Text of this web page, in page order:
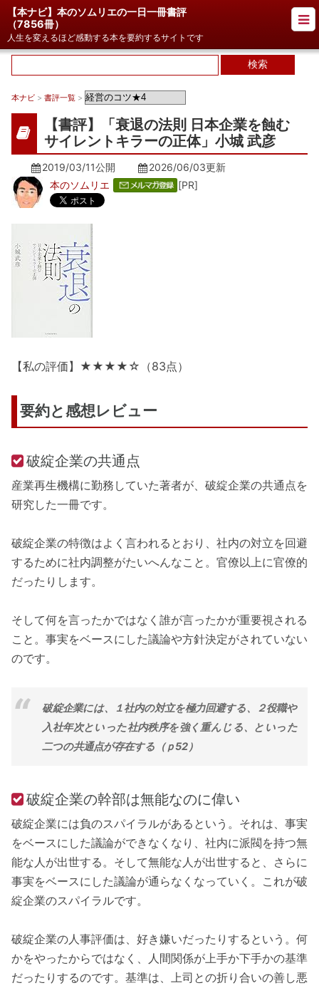
【本ナビ】本のソムリエの一日一冊書評
（7856冊）
人生を変えるほど感動する本を要約するサイトです
本ナビ > 書評一覧 >
【書評】「衰退の法則 日本企業を蝕む
サイレントキラーの正体」小城 武彦
2019/03/11公開 2026/06/03更新
本のソムリエ
[PR]
【私の評価】★★★★☆（83点）
要約と感想レビュー
破綻企業の共通点
産業再生機構に勤務していた著者が、破綻企業の共通点を
研究した一冊です。
破綻企業の特徴はよく言われるとおり、社内の対立を回避
するために社内調整がたいへんなこと。官僚以上に官僚的
だったりします。
そして何を言ったかではなく誰が言ったかが重要視される
こと。事実をベースにした議論や方針決定がされていない
のです。
破綻企業には、１社内の対立を極力回避する、２役職や
入社年次といった社内秩序を強く重んじる、といった
二つの共通点が存在する（ｐ52）
破綻企業の幹部は無能なのに偉い
破綻企業には負のスパイラルがあるという。それは、事実
をベースにした議論ができなくなり、社内に派閥を持つ無
能な人が出世する。そして無能な人が出世すると、さらに
事実をベースにした議論が通らなくなっていく。これが破
綻企業のスパイラルです。
破綻企業の人事評価は、好き嫌いだったりするという。何
かをやったからではなく、人間関係が上手か下手かの基準
だったりするのです。基準は、上司との折り合いの善し悪